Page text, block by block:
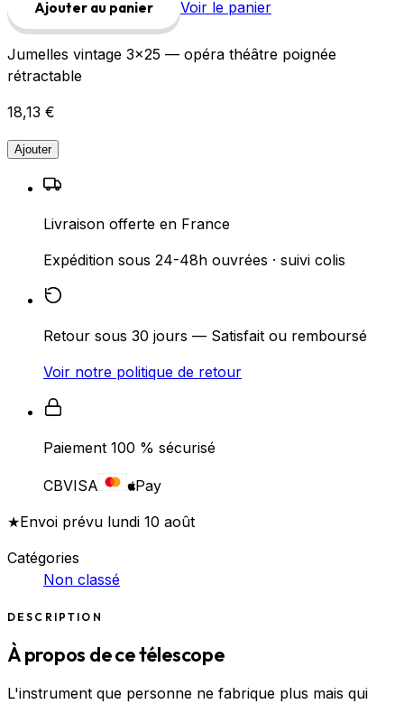
Ajouter au panier Voir le panier
Jumelles vintage 3×25 — opéra théâtre poignée
rétractable
18,13 €
Ajouter
Livraison offerte en France
Expédition sous 24-48h ouvrées · suivi colis
Retour sous 30 jours — Satisfait ou remboursé
Voir notre politique de retour
Paiement 100 % sécurisé
CBVISA
Pay
★Envoi prévu lundi 10 août
Catégories
Non classé
DESCRIPTION
À propos de ce télescope
L'instrument que personne ne fabrique plus mais qui